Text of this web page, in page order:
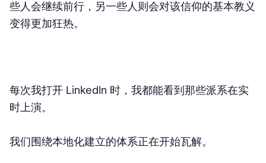
些人会继续前行，另一些人则会对该信仰的基本教义
变得更加狂热。
每次我打开 LinkedIn 时，我都能看到那些派系在实
时上演。
我们围绕本地化建立的体系正在开始瓦解。